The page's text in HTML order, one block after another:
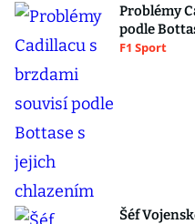
Problémy
podle
F1 Sport
Šéf